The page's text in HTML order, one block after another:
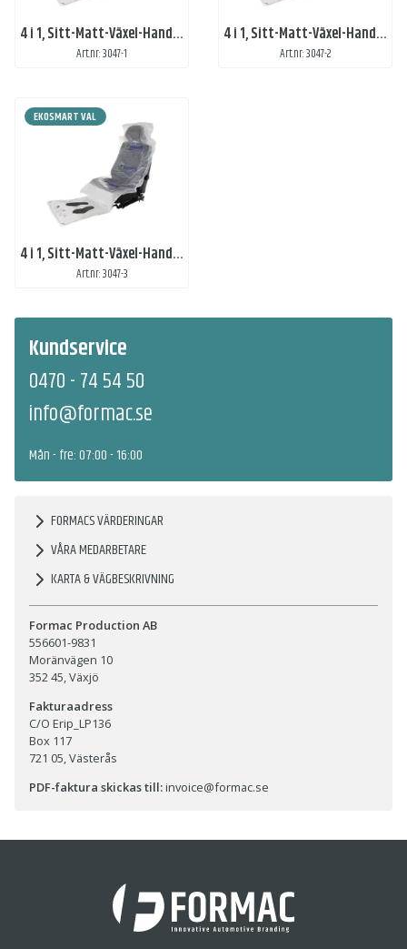
4 i 1, Sitt-Matt-Växel-Handbromsskydd med 1-färgstryck
Art.nr: 3047-1
4 i 1, Sitt-Matt-Växel-Handbromsskydd med 2-färgstryck
Art.nr: 3047-2
EKOSMART VAL
4 i 1, Sitt-Matt-Växel-Handbromsskydd med 3-färgstryck
Art.nr: 3047-3
Kundservice
0470 - 74 54 50
info@formac.se
Mån - fre: 07:00 - 16:00
FORMACS VÄRDERINGAR
VÅRA MEDARBETARE
KARTA & VÄGBESKRIVNING
Formac Production AB
556601-9831
Moränvägen 10
352 45, Växjö
Fakturaadress
C/O Erip_LP136
Box 117
721 05, Västerås
PDF-faktura skickas till:invoice@formac.se